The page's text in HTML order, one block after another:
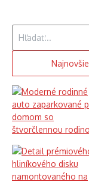
Najnovšie